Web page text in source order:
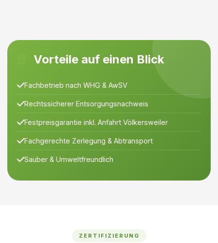
Vorteile auf einen Blick
Fachbetrieb nach WHG & AwSV
Rechtssicherer Entsorgungsnachweis
Festpreisgarantie inkl. Anfahrt Völkersweiler
Fachgerechte Zerlegung & Abtransport
Sauber & Umweltfreundlich
ZERTIFIZIERUNG